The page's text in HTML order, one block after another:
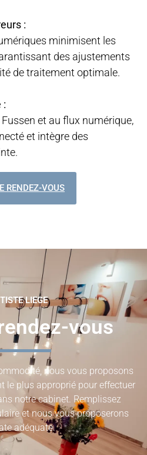
:
minimisent les
des ajustements
de traitement optimale.
:
et au flux numérique,
et intègre des
RENDEZ-VOUS
LIEGE
vous
nous vous proposons
le plus approprié pour effectuer
notre cabinet. Remplissez
et nous vous proposerons
adéquate.